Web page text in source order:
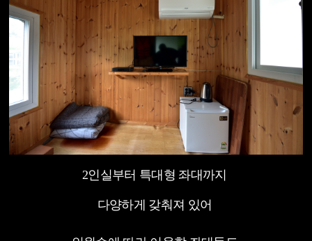
2인실부터 특대형 좌대까지
다양하게 갖춰져 있어